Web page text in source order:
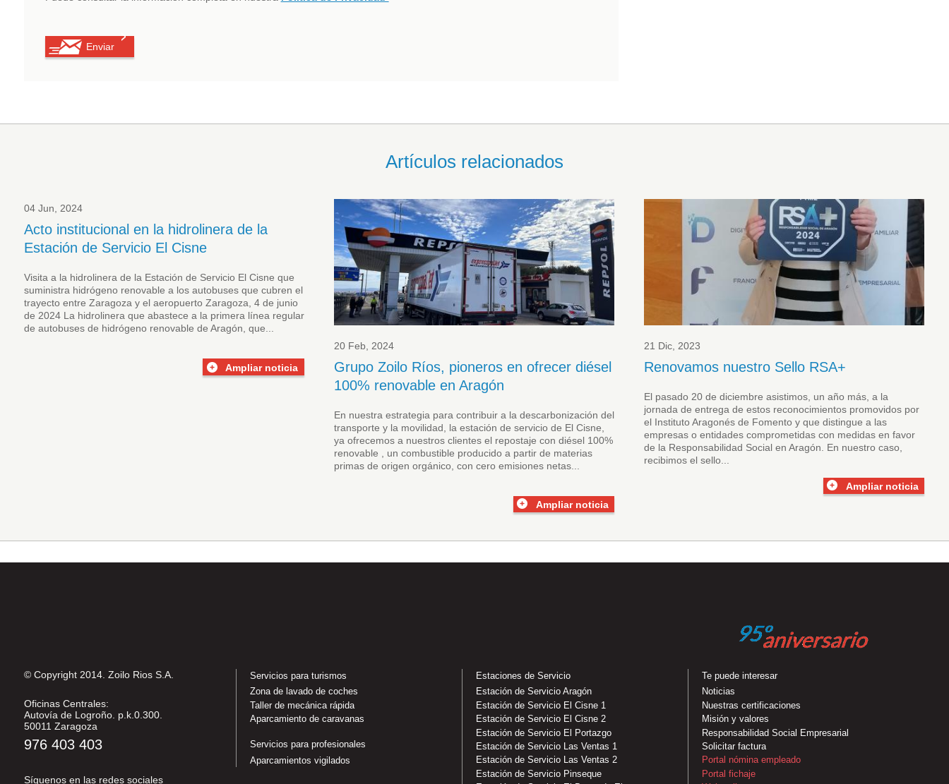
Artículos relacionados
04 Jun, 2024
Acto institucional en la hidrolinera de la
Estación de Servicio El Cisne
Visita a la hidrolinera de la Estación de Servicio El Cisne que
suministra hidrógeno renovable a los autobuses que cubren el
trayecto entre Zaragoza y el aeropuerto Zaragoza, 4 de junio
de 2024 La hidrolinera que abastece a la primera línea regular
de autobuses de hidrógeno renovable de Aragón, que...
Ampliar noticia
20 Feb, 2024
Grupo Zoilo Ríos, pioneros en ofrecer diésel
100% renovable en Aragón
En nuestra estrategia para contribuir a la descarbonización del
transporte y la movilidad, la estación de servicio de El Cisne,
ya ofrecemos a nuestros clientes el repostaje con diésel 100%
renovable , un combustible producido a partir de materias
primas de origen orgánico, con cero emisiones netas...
Ampliar noticia
21 Dic, 2023
Renovamos nuestro Sello RSA+
El pasado 20 de diciembre asistimos, un año más, a la
jornada de entrega de estos reconocimientos promovidos por
el Instituto Aragonés de Fomento y que distingue a las
empresas o entidades comprometidas con medidas en favor
de la Responsabilidad Social en Aragón. En nuestro caso,
recibimos el sello...
Ampliar noticia
© Copyright 2014. Zoilo Rios S.A.
Oficinas Centrales:
Autovía de Logroño. p.k.0.300.
50011 Zaragoza
976 403 403
Síguenos en las redes sociales
Servicios para turismos
Zona de lavado de coches
Taller de mecánica rápida
Aparcamiento de caravanas
Servicios para profesionales
Aparcamientos vigilados
Estaciones de Servicio
Estación de Servicio Aragón
Estación de Servicio El Cisne 1
Estación de Servicio El Cisne 2
Estación de Servicio El Portazgo
Estación de Servicio Las Ventas 1
Estación de Servicio Las Ventas 2
Estación de Servicio Pinseque
Te puede interesar
Noticias
Nuestras certificaciones
Misión y valores
Responsabilidad Social Empresarial
Solicitar factura
Portal nómina empleado
Portal fichaje